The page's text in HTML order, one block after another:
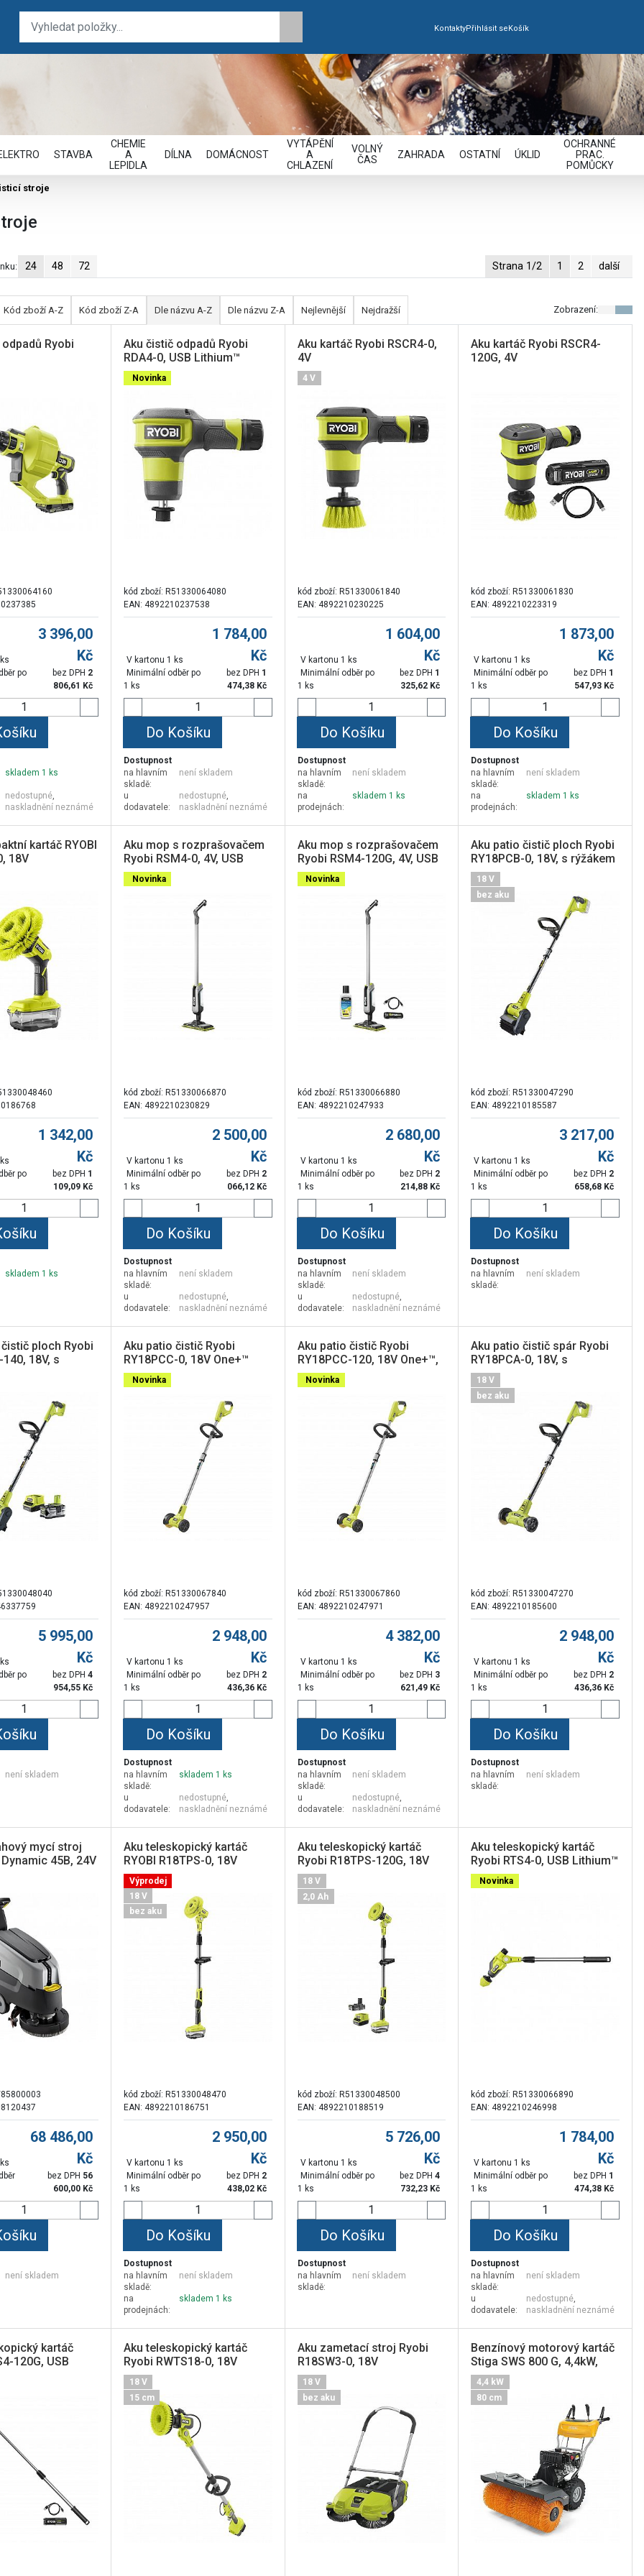
KontaktyPřihlásit se Košík
STAVBA
CHEMIE
A
LEPIDLA
DÍLNA DOMÁCNOST
VYTÁPĚNÍ
A
CHLAZENÍ
VOLNÝ
ČAS
ZAHRADA OSTATNÍ ÚKLID
OCHRANNÉ
PRAC.
POMŮCKY
stroje
24 48 72 Strana 1/2 1 2 další
Kód zboží A-Z Kód zboží Z-A Dle názvu A-Z Dle názvu Z-A Nejlevnější Nejdražší Zobrazení:
Ryobi
po
3 396,00
Kč
bez DPH 2
806,61 Kč
skladem 1 ks
nedostupné,
naskladnění neznámé
Aku čistič odpadů Ryobi
RDA4-0, USB Lithium™
Novinka
kód zboží: R51330064080
EAN: 4892210237538
V kartonu 1 ks
Minimální odběr po
1 ks
1 784,00
Kč
bez DPH 1
474,38Kč
Do Košíku
Dostupnost
na hlavním
skladě:
není skladem
u
dodavatele:
nedostupné,
naskladnění neznámé
Aku kartáč Ryobi RSCR4-0,
4V
4 V
kód zboží: R51330061840
EAN: 4892210230225
V kartonu 1 ks
Minimální odběr po
1 ks
1 604,00
Kč
bez DPH 1
325,62 Kč
Do Košíku
Dostupnost
na hlavním
skladě:
není skladem
na
prodejnách:
skladem 1 ks
Aku kartáč Ryobi RSCR4-
120G, 4V
kód zboží: R51330061830
EAN: 4892210223319
V kartonu 1 ks
Minimální odběr po
1 ks
1 873,00
Kč
bez DPH 1
547,93 Kč
Do Košíku
Dostupnost
na hlavním
skladě:
není skladem
na
prodejnách:
skladem 1 ks
kartáč RYOBI
18V
po
1 342,00
Kč
bez DPH 1
109,09Kč
skladem 1 ks
Aku mop s rozprašovačem
Ryobi RSM4-0, 4V, USB
Lithium™
Novinka
kód zboží: R51330066870
EAN: 4892210230829
V kartonu 1 ks
Minimální odběr po
1 ks
2 500,00
Kč
bez DPH 2
066,12Kč
Do Košíku
Dostupnost
na hlavním
skladě:
není skladem
u
dodavatele:
nedostupné,
naskladnění neznámé
Aku mop s rozprašovačem
Ryobi RSM4-120G, 4V, USB
Lithium™, 2 Ah
Novinka
kód zboží: R51330066880
EAN: 4892210247933
V kartonu 1 ks
Minimální odběr po
1 ks
2 680,00
Kč
bez DPH 2
214,88 Kč
Do Košíku
Dostupnost
na hlavním
skladě:
není skladem
u
dodavatele:
nedostupné,
naskladnění neznámé
Aku patio čistič ploch Ryobi
RY18PCB-0, 18V, s rýžákem
18 V
bez aku
kód zboží: R51330047290
EAN: 4892210185587
V kartonu 1 ks
Minimální odběr po
1 ks
3 217,00
Kč
bez DPH 2
658,68 Kč
Do Košíku
Dostupnost
na hlavním
skladě:
není skladem
ploch Ryobi
140, 18V, s
po
5 995,00
Kč
bez DPH 4
954,55Kč
není skladem
Aku patio čistič Ryobi
RY18PCC-0, 18V One+™
Novinka
kód zboží: R51330067840
EAN: 4892210247957
V kartonu 1 ks
Minimální odběr po
1 ks
2 948,00
Kč
bez DPH 2
436,36Kč
Do Košíku
Dostupnost
na hlavním
skladě:
skladem 1 ks
u
dodavatele:
nedostupné,
naskladnění neznámé
Aku patio čistič Ryobi
RY18PCC-120, 18V One+™,
2 Ah
Novinka
kód zboží: R51330067860
EAN: 4892210247971
V kartonu 1 ks
Minimální odběr po
1 ks
4 382,00
Kč
bez DPH 3
621,49 Kč
Do Košíku
Dostupnost
na hlavním
skladě:
není skladem
u
dodavatele:
nedostupné,
naskladnění neznámé
Aku patio čistič spár Ryobi
RY18PCA-0, 18V, s
drátěným kartáčem
18 V
bez aku
kód zboží: R51330047270
EAN: 4892210185600
V kartonu 1 ks
Minimální odběr po
1 ks
2 948,00
Kč
bez DPH 2
436,36 Kč
Do Košíku
Dostupnost
na hlavním
skladě:
není skladem
mycí stroj
45B, 24V
68 486,00
Kč
bez DPH 56
600,00Kč
není skladem
Aku teleskopický kartáč
RYOBI R18TPS-0, 18V
Výprodej
18 V
bez aku
kód zboží: R51330048470
EAN: 4892210186751
V kartonu 1 ks
Minimální odběr po
1 ks
2 950,00
Kč
bez DPH 2
438,02Kč
Do Košíku
Dostupnost
na hlavním
skladě:
není skladem
na
prodejnách:
skladem 1 ks
Aku teleskopický kartáč
Ryobi R18TPS-120G, 18V
18 V
2,0 Ah
kód zboží: R51330048500
EAN: 4892210188519
V kartonu 1 ks
Minimální odběr po
1 ks
5 726,00
Kč
bez DPH4
732,23 Kč
Do Košíku
Dostupnost
na hlavním
skladě:
není skladem
Aku teleskopický kartáč
Ryobi RTS4-0, USB Lithium™
Novinka
kód zboží: R51330066890
EAN: 4892210246998
V kartonu 1 ks
Minimální odběr po
1 ks
1 784,00
Kč
bez DPH 1
474,38 Kč
Do Košíku
Dostupnost
na hlavním
skladě:
není skladem
u
dodavatele:
nedostupné,
naskladnění neznámé
kartáč
120G, USB
Ah
Aku teleskopický kartáč
Ryobi RWTS18-0, 18V
18 V
15 cm
Aku zametací stroj Ryobi
R18SW3-0, 18V
18 V
bez aku
Benzínový motorový kartáč
Stiga SWS 800 G, 4,4kW,
80cm
4,4 kW
80 cm